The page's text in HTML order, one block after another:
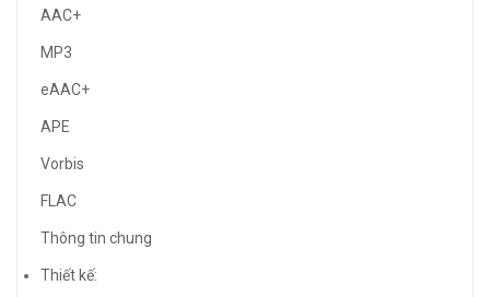
AAC+
MP3
eAAC+
APE
Vorbis
FLAC
Thông tin chung
Thiết kế: